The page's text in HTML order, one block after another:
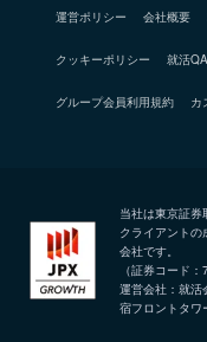
運営ポリシー 会社概要
クッキーポリシー 就活
グループ会員利用規約 カ
当社は東京証券
クライアントの
会社です。
（証券コード：
運営会社：就活
宿フロントタワ